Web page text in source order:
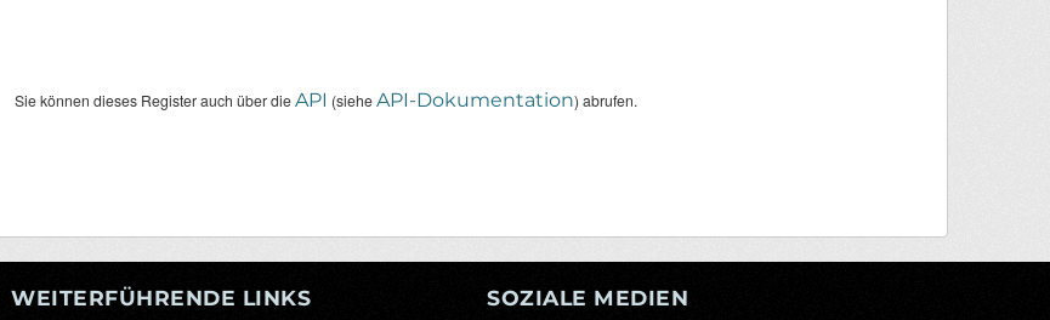
Sie können dieses Register auch über dieAPI (sieheAPI-Dokumentation) abrufen.
WEITERFÜHRENDE LINKS SOZIALE MEDIEN